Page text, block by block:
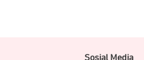
Sosial Media